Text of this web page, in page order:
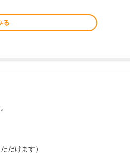
る
だけます）